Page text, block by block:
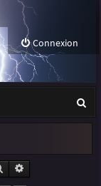
Connexion
e
Rechercher